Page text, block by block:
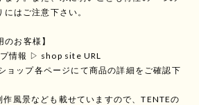
はご注意下さい。
のお客様】
情報 ▷ shop site URL
ョップ各ページにて商品の詳細をご確認下
風景なども載せていますので、TENTEの